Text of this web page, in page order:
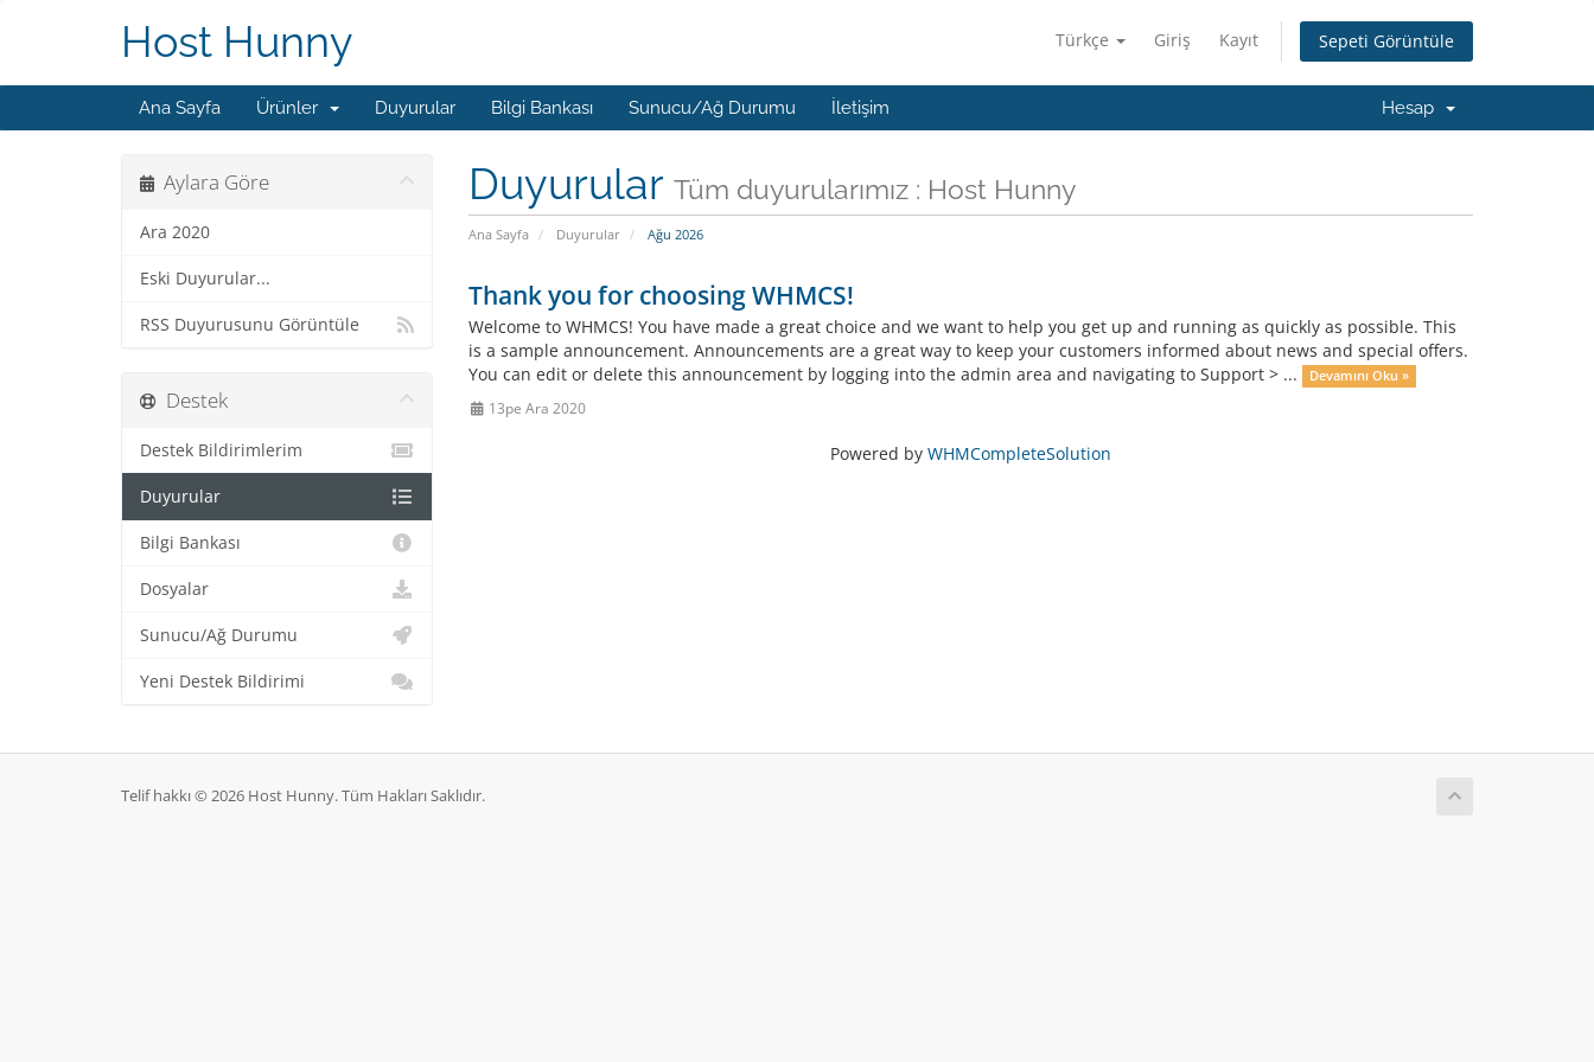
Türkçe Giriş Kayıt Sepeti Görüntüle
Host Hunny
Ana Sayfa Ürünler Duyurular Bilgi Bankası Sunucu/Ağ Durumu İletişim Hesap
Duyurular Tüm duyurularımız : Host Hunny
Ana Sayfa Duyurular Ağu 2026
Aylara Göre
Ara 2020
Eski Duyurular...
RSS Duyurusunu Görüntüle
Thank you for choosing WHMCS!
Welcome to WHMCS! You have made a great choice and we want to help you get up and running as quickly as possible. This
is a sample announcement. Announcements are a great way to keep your customers informed about news and special offers.
You can edit or delete this announcement by logging into the admin area and navigating to Support > ...
Devamını Oku »
13pe Ara 2020
Powered by WHMCompleteSolution
Destek
Destek Bildirimlerim
Duyurular
Bilgi Bankası
Dosyalar
Sunucu/Ağ Durumu
Yeni Destek Bildirimi
Telif hakkı © 2026 Host Hunny. Tüm Hakları Saklıdır.